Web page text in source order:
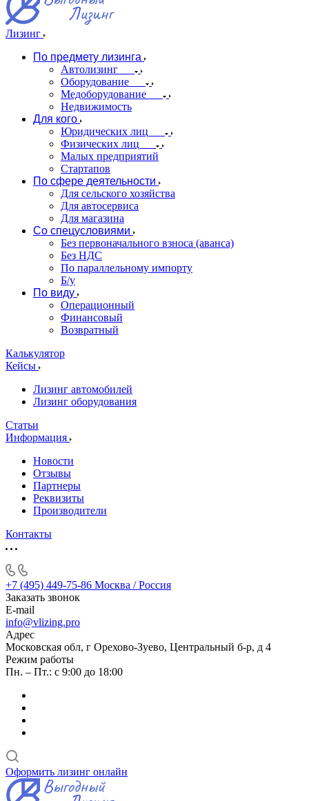
Лизинг
По предмету лизинга
Автолизинг
Оборудование
Медоборудование
Недвижимость
Для кого
Юридических лиц
Физических лиц
Малых предприятий
Стартапов
По сфере деятельности
Для сельского хозяйства
Для автосервиса
Для магазина
Со спецусловиями
Без первоначального взноса (аванса)
Без НДС
По параллельному импорту
Б/у
По виду
Операционный
Финансовый
Возвратный
Калькулятор
Кейсы
Лизинг автомобилей
Лизинг оборудования
Статьи
Информация
Новости
Отзывы
Партнеры
Реквизиты
Производители
Контакты
+7 (495) 449-75-86 Москва / Россия
Заказать звонок
E-mail
info@vlizing.pro
Адрес
Московская обл, г Орехово-Зуево, Центральный б-р, д 4
Режим работы
Пн. – Пт.: с 9:00 до 18:00
Оформить лизинг онлайн